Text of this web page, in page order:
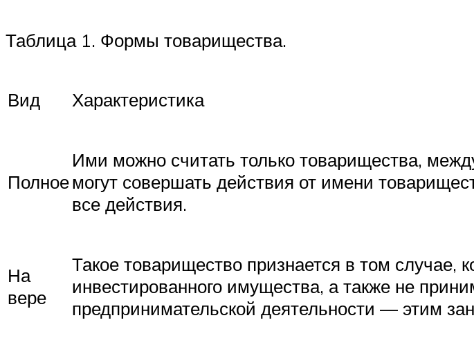
Таблица 1. Формы товарищества.
Вид Характеристика
Полное
Ими можно считать только товарищества,
могут совершать действия от имени
все действия.
На
вере
Такое товарищество признается в том случае,
инвестированного имущества, а также не
предпринимательской деятельности — этим